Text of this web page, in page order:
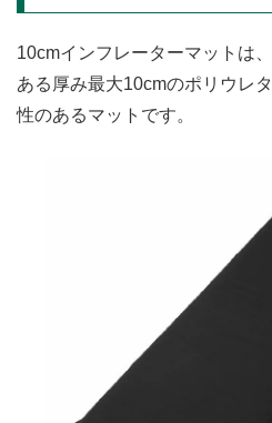
10cmインフレーターマットは
ある厚み最大10cmのポリウレ
性のあるマットです。